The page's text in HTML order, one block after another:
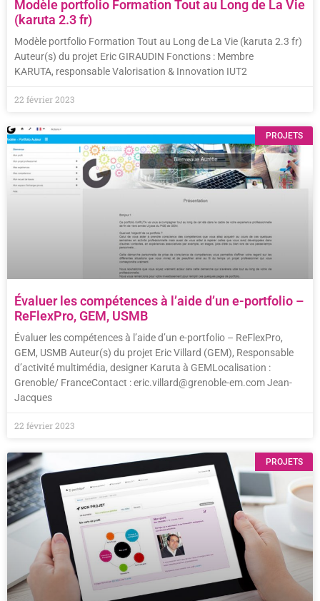
Modèle portfolio Formation Tout au Long de La Vie
(karuta 2.3 fr)
Modèle portfolio Formation Tout au Long de La Vie (karuta 2.3 fr)
Auteur(s) du projet Eric GIRAUDIN Fonctions : Membre
KARUTA, responsable Valorisation & Innovation IUT2
22 février 2023
PROJETS
Évaluer les compétences à l’aide d’un e-portfolio –
ReFlexPro, GEM, USMB
Évaluer les compétences à l’aide d’un e-portfolio – ReFlexPro,
GEM, USMB Auteur(s) du projet Eric Villard (GEM), Responsable
d’activité multimédia, designer Karuta à GEMLocalisation :
Grenoble/ FranceContact : eric.villard@grenoble-em.com Jean-
Jacques
22 février 2023
PROJETS